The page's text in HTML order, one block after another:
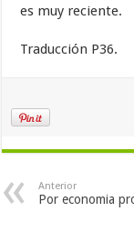
es muy reciente.
Traducción P36.
Anterior
Por economia